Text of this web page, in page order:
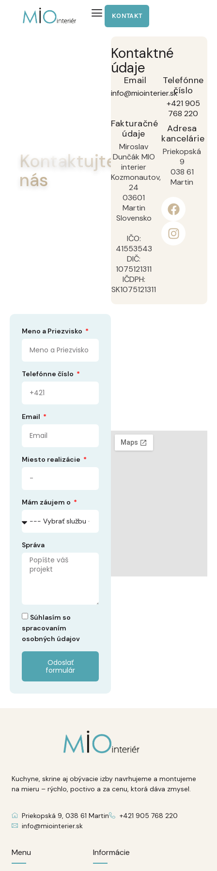
KONTAKT
Kontaktujte
nás
Kontaktné
údaje
Email
info@miointerier.sk
Telefónne
číslo
+421 905
768 220
Adresa
kancelárie
Priekopská
9
038 61
Martin
Fakturačné
údaje
Miroslav
Dunčák MIO
interier
Kozmonautov,
24
03601
Martin
Slovensko
IČO:
41553543
DIČ:
1075121311
IČDPH:
SK1075121311
Meno a Priezvisko
Telefónne číslo
Email
Miesto realizácie
Mám záujem o
Správa
Súhlasím so
spracovaním
osobných údajov
Odoslať
formulár
Kuchyne, skrine aj obývacie izby navrhujeme a montujeme
na mieru – rýchlo, poctivo a za cenu, ktorá dáva zmysel.
Priekopská 9, 038 61 Martin
+421 905 768 220
info@miointerier.sk
Menu Informácie